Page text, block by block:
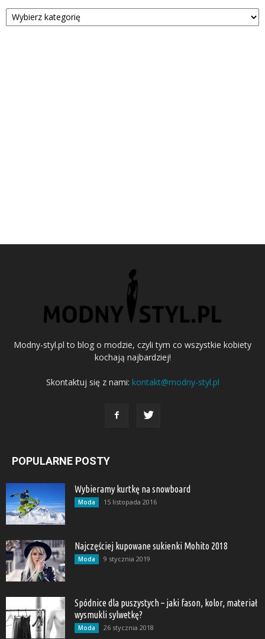
Kategorie
Modny-styl.pl to blog o modzie, czyli tym co wszystkie kobiety
kochają najbardziej!
Skontaktuj się z nami: kontakt@modny-styl.pl
POPULARNE POSTY
Wybieramy kurtkę na snowboard
Moda 15 listopada 2016
Najczęściej kupowane sukienki Mohito 2018
Moda 9 stycznia 2019
Spódnice dla puszystych – jaki fason, kolor, materiał
wysmukli sylwetkę?
Moda 26 stycznia 2018